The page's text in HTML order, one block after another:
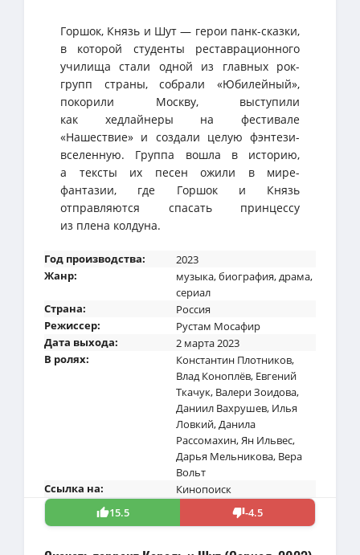
Горшок, Князь и Шут — герои панк-сказки,
в которой студенты реставрационного
училища стали одной из главных рок-
групп страны, собрали «Юбилейный»,
покорили Москву, выступили
как хедлайнеры на фестивале
«Нашествие» и создали целую фэнтези-
вселенную. Группа вошла в историю,
а тексты их песен ожили в мире-
фантазии, где Горшок и Князь
отправляются спасать принцессу
из плена колдуна.
Год производства:
2023
Жанр:
музыка,биография,драма,
сериал
Страна:
Россия
Режиссер:
Рустам Мосафир
Дата выхода:
2 марта 2023
В ролях:
Константин Плотников,
Влад Коноплёв, Евгений
Ткачук, Валери Зоидова,
Даниил Вахрушев, Илья
Ловкий,Данила
Рассомахин,Ян Ильвес,
Дарья Мельникова, Вера
Вольт
Ссылка на:
Кинопоиск
15.5
-4.5